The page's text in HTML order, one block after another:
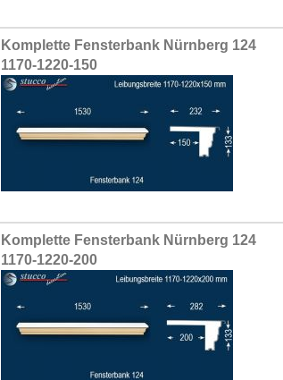
Komplette Fensterbank Nürnberg 124
1170-1220-150
Komplette Fensterbank Nürnberg 124
1170-1220-200